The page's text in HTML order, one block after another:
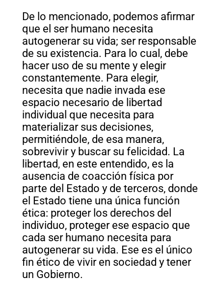
De lo mencionado, podemos afirmar
que el ser humano necesita
autogenerar su vida; ser responsable
de su existencia. Para lo cual, debe
hacer uso de su mente y elegir
constantemente. Para elegir,
necesita que nadie invada ese
espacio necesario de libertad
individual que necesita para
materializar sus decisiones,
permitiéndole, de esa manera,
sobrevivir y buscar su felicidad. La
libertad, en este entendido, es la
ausencia de coacción física por
parte del Estado y de terceros, donde
el Estado tiene una única función
ética: proteger los derechos del
individuo, proteger ese espacio que
cada ser humano necesita para
autogenerar su vida. Ese es el único
fin ético de vivir en sociedad y tener
un Gobierno.